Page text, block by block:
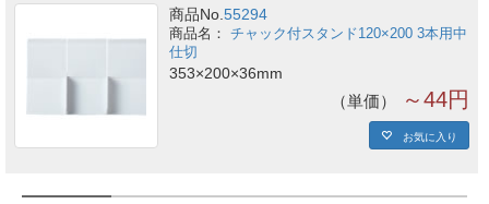
商品No.55294
チャック付スタンド120×200 3本用中
仕切
353×200×36mm
単価 ～44円
お気に入り